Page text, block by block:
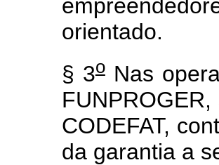
orientado.
§ 3oNas
CODEFAT,
da garantia a